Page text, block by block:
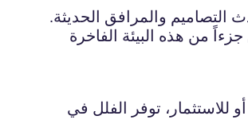
والمرافق الحديثة.
من هذه البيئة الفاخرة
للاستثمار، توفر الفلل في